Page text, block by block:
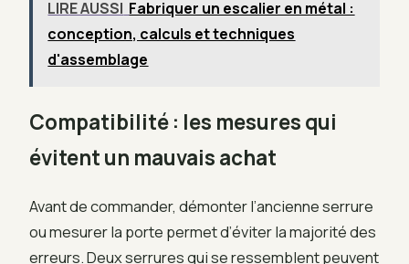
LIRE AUSSI Fabriquer un escalier en métal :
conception, calculs et techniques
d'assemblage
Compatibilité : les mesures qui
évitent un mauvais achat
Avant de commander, démonter l’ancienne serrure
ou mesurer la porte permet d’éviter la majorité des
erreurs. Deux serrures qui se ressemblent peuvent